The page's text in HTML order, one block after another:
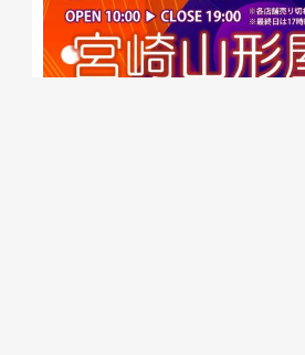
洗車中、エンジンフード・ドア・給油口
ト等の溝や隙間に水が溜まることがあ
エンジンフード・ドア・給油口・トラン